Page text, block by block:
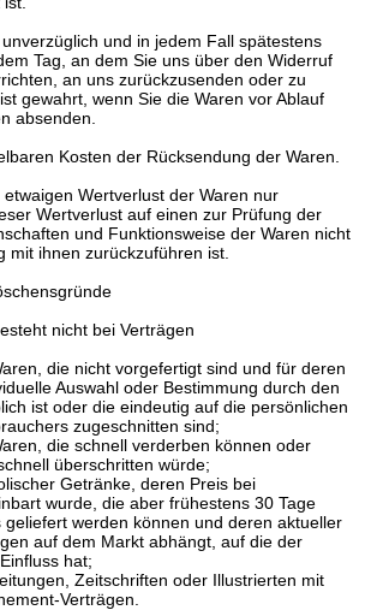
und in jedem Fall spätestens
Tag, an dem Sie uns über den Widerruf
an uns zurückzusenden oder zu
gewahrt, wenn Sie die Waren vor Ablauf
absenden.
Kosten der Rücksendung der Waren.
Wertverlust der Waren nur
Wertverlust auf einen zur Prüfung der
und Funktionsweise der Waren nicht
mit ihnen zurückzuführen ist.
nicht bei Verträgen
die nicht vorgefertigt sind und für deren
Auswahl oder Bestimmung durch den
ist oder die eindeutig auf die persönlichen
zugeschnitten sind;
die schnell verderben können oder
überschritten würde;
Getränke, deren Preis bei
wurde, die aber frühestens 30 Tage
geliefert werden können und deren aktueller
auf dem Markt abhängt, auf die der
hat;
Zeitschriften oder Illustrierten mit
Verträgen.